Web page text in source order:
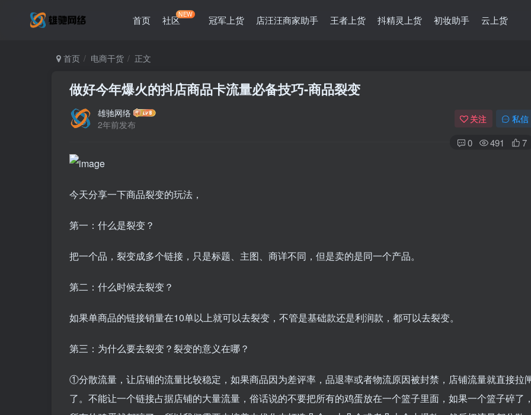
首页 社区NEW 冠军上货 店汪汪商家助手 王者上货 抖精灵上货 初妆助手 云上货
首页 电商干货 正文
做好今年爆火的抖店商品卡流量必备技巧-商品裂变
雄驰网络
2年前发布
关注 私信
0 491 7
今天分享一下商品裂变的玩法，
第一：什么是裂变？
把一个品，裂变成多个链接，只是标题、主图、商详不同，但是卖的是同一个产品。
第二：什么时候去裂变？
如果单商品的链接销量在10单以上就可以去裂变，不管是基础款还是利润款，都可以去裂变。
第三：为什么要去裂变？裂变的意义在哪？
①分散流量，让店铺的流量比较稳定，如果商品因为差评率，品退率或者物流原因被封禁，店铺流量就直接拉
了。不能让一个链接占据店铺的大量流量，俗话说的不要把所有的鸡蛋放在一个篮子里面，如果一个篮子碎了